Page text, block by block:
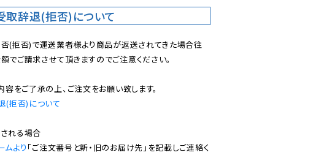
取辞退(拒否)について
(拒否)で運送業者様より商品が返送されてきた場合往
でご請求させて頂きますのでご注意ください。
(拒否)について
ムより 「ご注文番号と新・旧のお届け先」を記載しご連絡く